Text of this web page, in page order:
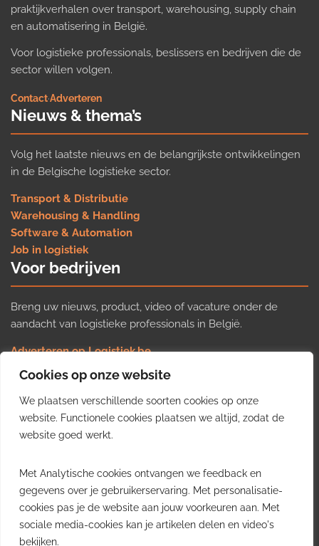
Cookies op onze website
We plaatsen verschillende soorten cookies op onze
website. Functionele cookies plaatsen we altijd, zodat de
website goed werkt.
Met Analytische cookies ontvangen we feedback en
gegevens over je gebruikerservaring. Met personalisatie-
cookies pas je de website aan jouw voorkeuren aan. Met
sociale media-cookies kan je artikelen delen en video's
bekijken.
praktijkverhalen over transport, warehousing, supply chain
en automatisering in België.
Voor logistieke professionals, beslissers en bedrijven die de
sector willen volgen.
Contact·Adverteren
Nieuws & thema’s
Volg het laatste nieuws en de belangrijkste ontwikkelingen
in de Belgische logistieke sector.
Transport & Distributie
Warehousing & Handling
Software & Automation
Job in logistiek
Voor bedrijven
Breng uw nieuws, product, video of vacature onder de
aandacht van logistieke professionals in België.
Adverteren op Logistiek.be
Nieuws insturen
Uw video op Logistiek.TV
Job plaatsen
Gratis wekelijkse update
inzichten uit de Belgische logistieke sector in uw inbox.
Ontvang je gratis
wekelijkse update